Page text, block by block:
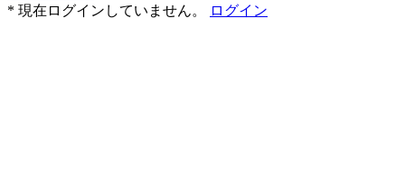
* 現在ログインしていません。
ログイン